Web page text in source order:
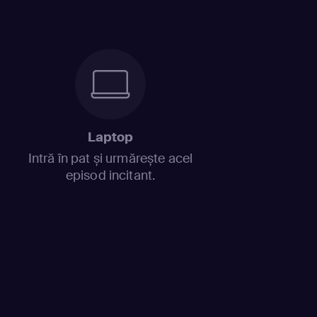
Laptop
Intră în pat și urmărește acel
episod incitant.